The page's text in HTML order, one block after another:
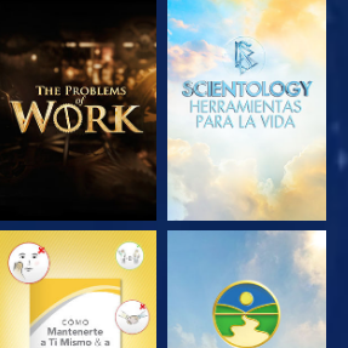
EXPLORA LAS
SERIES
EXPLORA LAS
SERIES
VE VE